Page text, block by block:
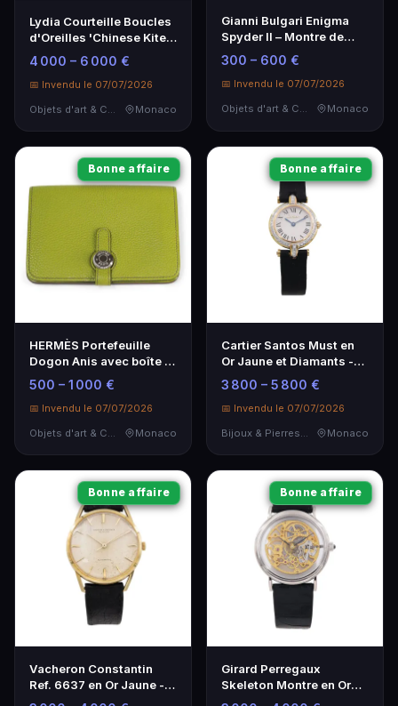
Lydia Courteille Boucles
d'Oreilles 'Chinese Kite'
en Platine
4 000 – 6 000 €
📅 Invendu le 07/07/2026
Objets d'art & Curiosités
Monaco
Gianni Bulgari Enigma
Spyder II – Montre de
luxe
300 – 600 €
📅 Invendu le 07/07/2026
Objets d'art & Curiosités
Monaco
Bonne affaire
HERMÈS Portefeuille
Dogon Anis avec boîte -
Élégance intemporelle
500 – 1 000 €
📅 Invendu le 07/07/2026
Objets d'art & Curiosités
Monaco
Bonne affaire
Cartier Santos Must en
Or Jaune et Diamants -
1990
3 800 – 5 800 €
📅 Invendu le 07/07/2026
Bijoux & Pierres Précieuses
Monaco
Bonne affaire
Vacheron Constantin
Ref. 6637 en Or Jaune -
Montre de Luxe Vintage
Bonne affaire
Girard Perregaux
Skeleton Montre en Or
Blanc - Année 1980